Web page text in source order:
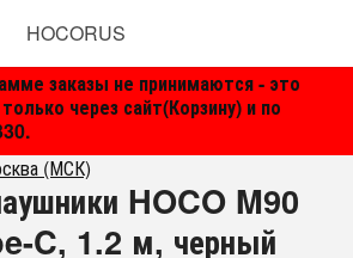
заказы не принимаются - это
через сайт(Корзину) и по
HOCORUS
(МСК)
HOCO M90
C, 1.2 м, черный